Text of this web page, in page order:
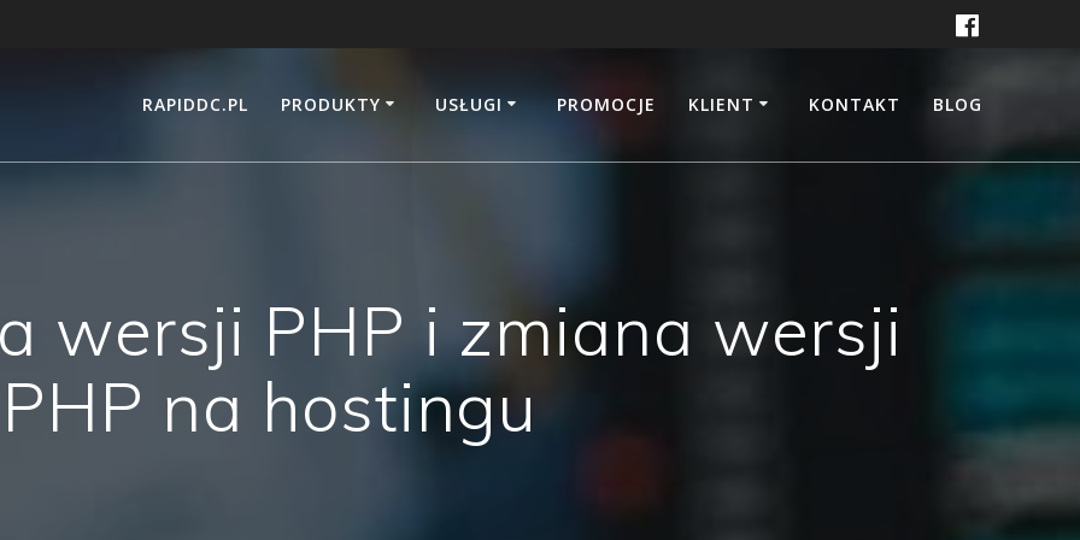
RAPIDDC.PL PRODUKTY USŁUGI PROMOCJE KLIENT KONTAKT BLOG
wersji PHP i zmiana wersji
PHP na hostingu